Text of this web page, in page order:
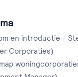
en introductie -
Corporaties)